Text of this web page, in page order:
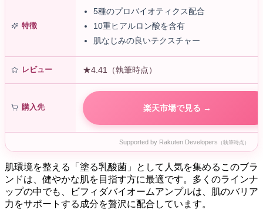
韓国コスメ マニョ m…
特徴
5種のプロバイオティクス配合
10重ヒアルロン酸を含有
肌なじみの良いテクスチャー
レビュー ★4.41（執筆時点）
購入先 楽天市場で見る →
Supported by Rakuten Developers （執筆時点）
肌環境を整える「塗る乳酸菌」として人気を集めるこのブラ
ンドは、健やかな肌を目指す方に最適です。多くのラインナ
ップの中でも、ビフィダバイオームアンプルは、肌のバリア
力をサポートする成分を贅沢に配合しています。